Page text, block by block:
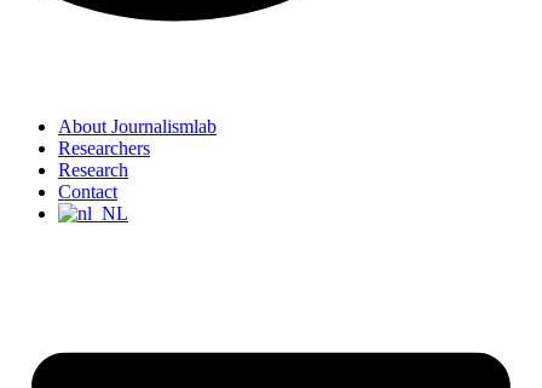
About Journalismlab
Researchers
Research
Contact